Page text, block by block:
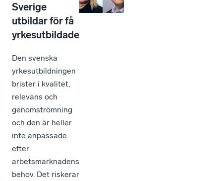
Sverige
utbildar för få
yrkesutbildade
Den svenska
yrkesutbildningen
brister i kvalitet,
relevans och
genomströmning
och den är heller
inte anpassade
efter
arbetsmarknadens
behov. Det riskerar